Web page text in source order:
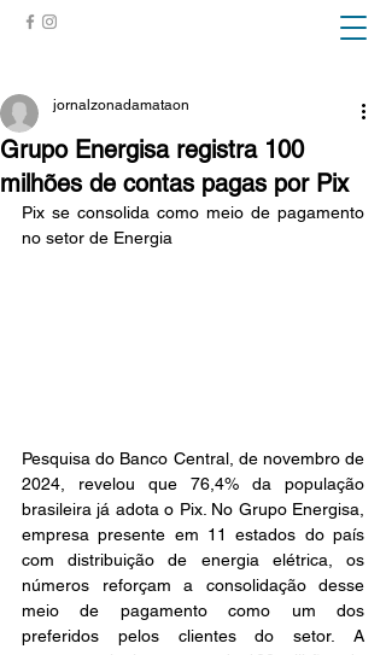
Grupo Energisa registra 100
milhões de contas pagas por Pix
jornalzonadamataon
Pix se consolida como meio de pagamento
no setor de Energia
Pesquisa do Banco Central, de novembro de
2024, revelou que 76,4% da população
brasileira já adota o Pix. No Grupo Energisa,
empresa presente em 11 estados do país
com distribuição de energia elétrica, os
números reforçam a consolidação desse
meio de pagamento como um dos
preferidos pelos clientes do setor. A